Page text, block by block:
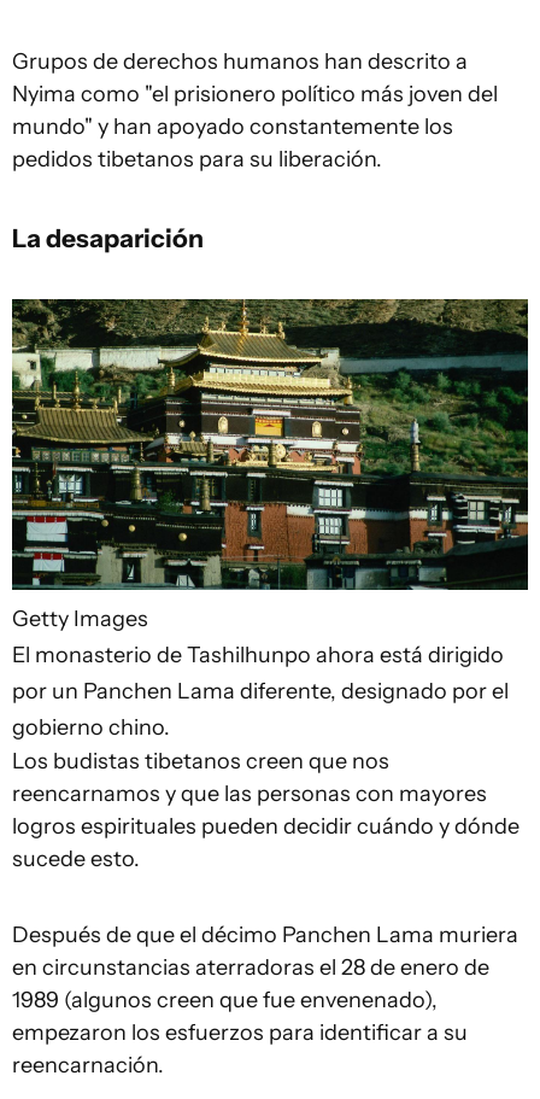
Grupos de derechos humanos han descrito a
Nyima como "el prisionero político más joven del
mundo" y han apoyado constantemente los
pedidos tibetanos para su liberación.
La desaparición
Getty Images
El monasterio de Tashilhunpo ahora está dirigido
por un Panchen Lama diferente, designado por el
gobierno chino.
Los budistas tibetanos creen que nos
reencarnamos y que las personas con mayores
logros espirituales pueden decidir cuándo y dónde
sucede esto.
Después de que el décimo Panchen Lama muriera
en circunstancias aterradoras el 28 de enero de
1989 (algunos creen que fue envenenado),
empezaron los esfuerzos para identificar a su
reencarnación.